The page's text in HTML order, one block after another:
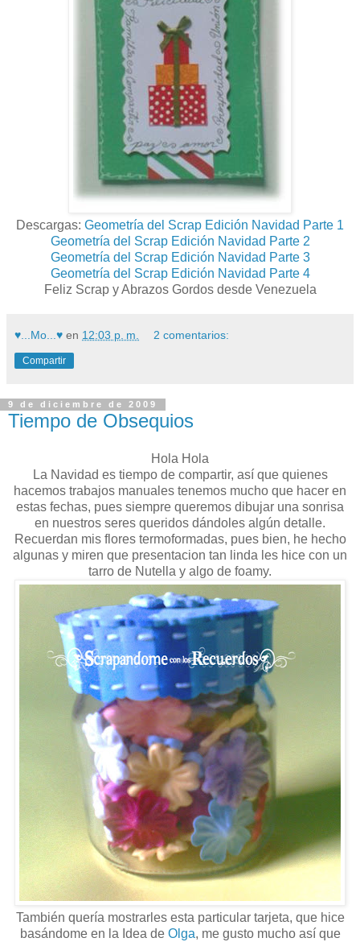
Descargas: Geometría del Scrap Edición Navidad Parte 1
Geometría del Scrap Edición Navidad Parte 2
Geometría del Scrap Edición Navidad Parte 3
Geometría del Scrap Edición Navidad Parte 4
Feliz Scrap y Abrazos Gordos desde Venezuela
♥...Mo...♥ en 12:03 p. m. 2 comentarios:
Compartir
9 de diciembre de 2009
Tiempo de Obsequios
Hola Hola
La Navidad es tiempo de compartir, así que quienes
hacemos trabajos manuales tenemos mucho que hacer en
estas fechas, pues siempre queremos dibujar una sonrisa
en nuestros seres queridos dándoles algún detalle.
Recuerdan mis flores termoformadas, pues bien, he hecho
algunas y miren que presentacion tan linda les hice con un
tarro de Nutella y algo de foamy.
También quería mostrarles esta particular tarjeta, que hice
basándome en la Idea de Olga, me gusto mucho así que